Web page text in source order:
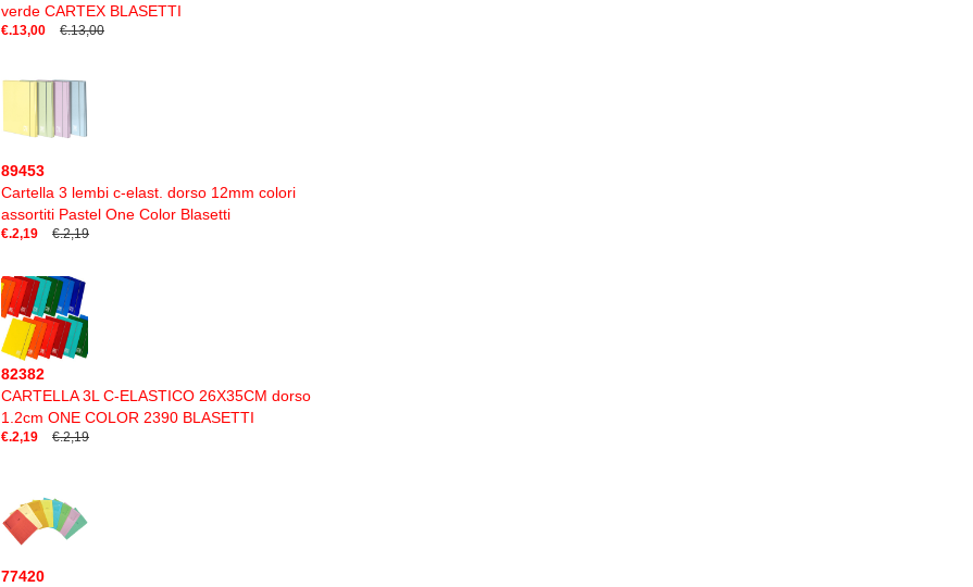
verde CARTEX BLASETTI
€.13,00 €.13,00
89453
Cartella 3 lembi c-elast. dorso 12mm colori
assortiti Pastel One Color Blasetti
€.2,19 €.2,19
82382
CARTELLA 3L C-ELASTICO 26X35CM dorso
1.2cm ONE COLOR 2390 BLASETTI
€.2,19 €.2,19
77420